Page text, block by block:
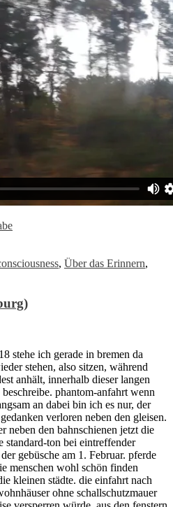
, Über das Erinnern,
stehe ich gerade in bremen da
stehen, also sitzen, während
anhält, innerhalb dieser langen
phantom-anfahrt wenn
an dabei bin ich es nur, der
verloren neben den gleisen.
neben den bahnschienen jetzt die
standard-ton bei eintreffender
gebüsche am 1. Februar. pferde
menschen wohl schön finden
kleinen städte. die einfahrt nach
ohne schallschutzmauer